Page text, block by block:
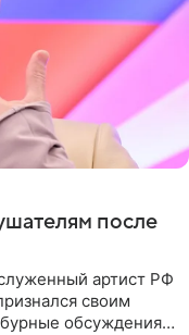
после
артист РФ
своим
обсуждения